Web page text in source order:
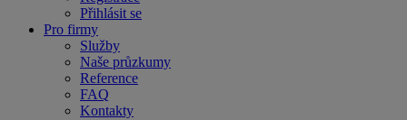
Přihlásit se
Pro firmy
Služby
Naše průzkumy
Reference
FAQ
Kontakty